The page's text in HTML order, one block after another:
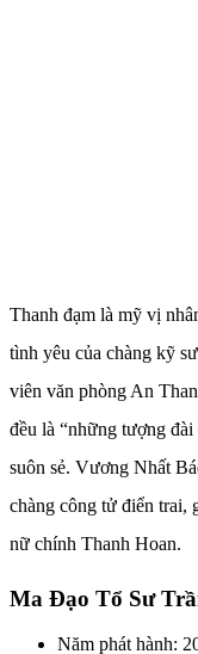
Thanh đạm là mỹ vị
tình yêu của chàng kỹ
viên văn phòng An
đều là “những tượng
suôn sẻ. Vương Nhất
chàng công tử điển trai,
nữ chính Thanh Hoan.
Ma Đạo Tổ Sư
Năm phát hành: